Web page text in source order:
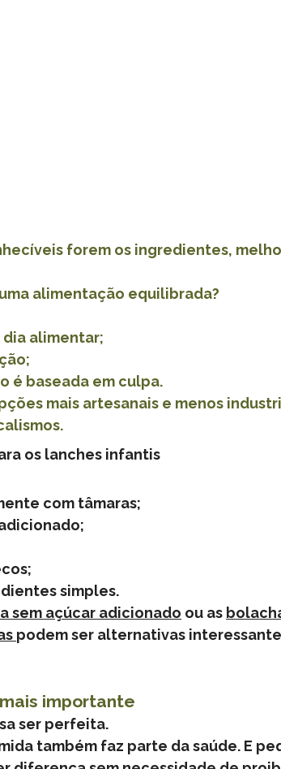
forem os ingredientes,
alimentação equilibrada?
alimentar;
é baseada em culpa.
mais artesanais e menos
os lanches infantis
com tâmaras;
simples.
sem açúcar adicionado ou as
podem ser alternativas
importante
ser perfeita.
também faz parte da saúde. E